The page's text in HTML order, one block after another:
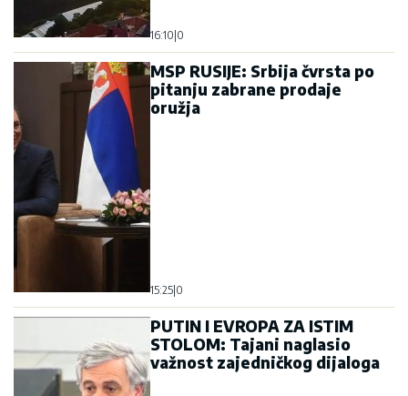
16:10 0
MSP RUSIJE: Srbija čvrsta po
pitanju zabrane prodaje
oružja
15:25 0
PUTIN I EVROPA ZA ISTIM
STOLOM: Tajani naglasio
važnost zajedničkog dijaloga